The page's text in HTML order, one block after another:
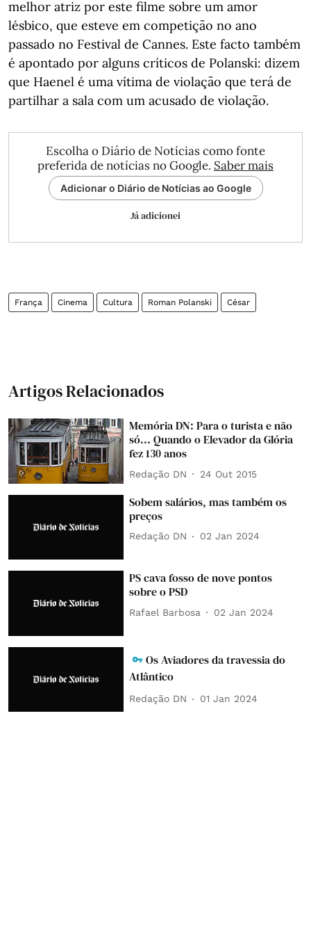
melhor atriz por este filme sobre um amor
lésbico, que esteve em competição no ano
passado no Festival de Cannes. Este facto também
é apontado por alguns críticos de Polanski: dizem
que Haenel é uma vítima de violação que terá de
partilhar a sala com um acusado de violação.
Escolha o Diário de Notícias como fonte
preferida de notícias no Google. Saber mais
Adicionar o Diário de Notícias ao Google
Já adicionei
França Cinema Cultura Roman Polanski César
Artigos Relacionados
Memória DN: Para o turista e não
só... Quando o Elevador da Glória
fez 130 anos
Redação DN 24 Out 2015
Sobem salários, mas também os
preços
Redação DN 02 Jan 2024
PS cava fosso de nove pontos
sobre o PSD
Rafael Barbosa 02 Jan 2024
Os Aviadores da travessia do
Atlântico
Redação DN 01 Jan 2024